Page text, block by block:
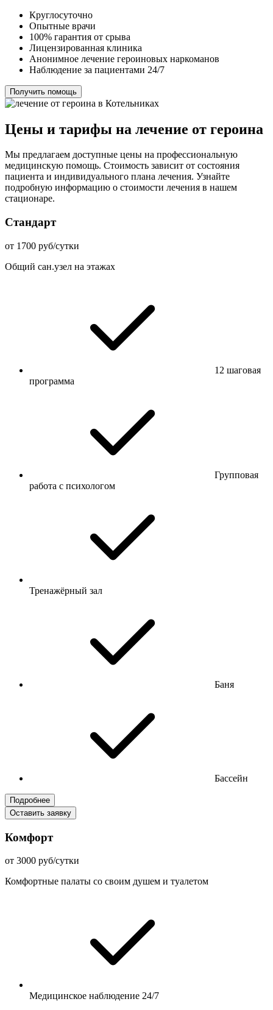
Круглосуточно
Опытные врачи
100% гарантия от срыва
Лицензированная клиника
Анонимное лечение героиновых наркоманов
Наблюдение за пациентами 24/7
Получить помощь
Цены и тарифы на лечение от героина
Мы предлагаем доступные цены на профессиональную
медицинскую помощь. Стоимость зависит от состояния
пациента и индивидуального плана лечения. Узнайте
подробную информацию о стоимости лечения в нашем
стационаре.
Стандарт
от 1700 руб/сутки
Общий сан.узел на этажах
12 шаговая
программа
Групповая
работа с психологом
Тренажёрный зал
Баня
Бассейн
Подробнее
Оставить заявку
Комфорт
от 3000 руб/сутки
Комфортные палаты со своим душем и туалетом
Медицинское наблюдение 24/7